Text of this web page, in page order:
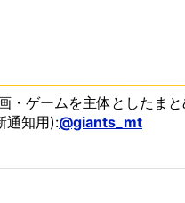
・ゲームを主体としたまと
通知用):@giants_mt